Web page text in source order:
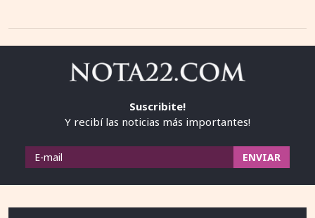
Suscribite!
Y recibí las noticias más importantes!